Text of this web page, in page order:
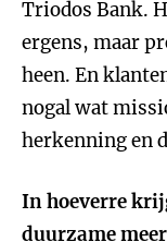
Triodos Bank.
ergens, maar
heen. En
nogal wat
herkenning en
In hoeverre
duurzame